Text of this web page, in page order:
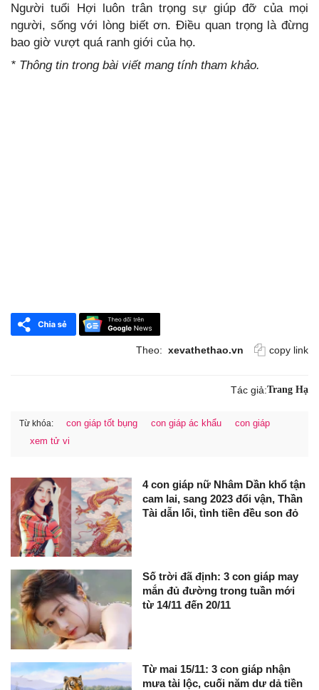
Người tuổi Hợi luôn trân trọng sự giúp đỡ của mọi
người, sống với lòng biết ơn. Điều quan trọng là đừng
bao giờ vượt quá ranh giới của họ.
* Thông tin trong bài viết mang tính tham khảo.
Theo: xevathethao.vn copy link
Tác giả:Trang Hạ
Từ khóa: con giáp tốt bụng con giáp ác khẩu
con giáp
xem tử vi
4 con giáp nữ Nhâm Dần khổ tận
cam lai, sang 2023 đổi vận, Thần
Tài dẫn lối, tình tiền đều son đỏ
Số trời đã định: 3 con giáp may
mắn đủ đường trong tuần mới
từ 14/11 đến 20/11
Từ mai 15/11: 3 con giáp nhận
mưa tài lộc, cuối năm dư dả tiền